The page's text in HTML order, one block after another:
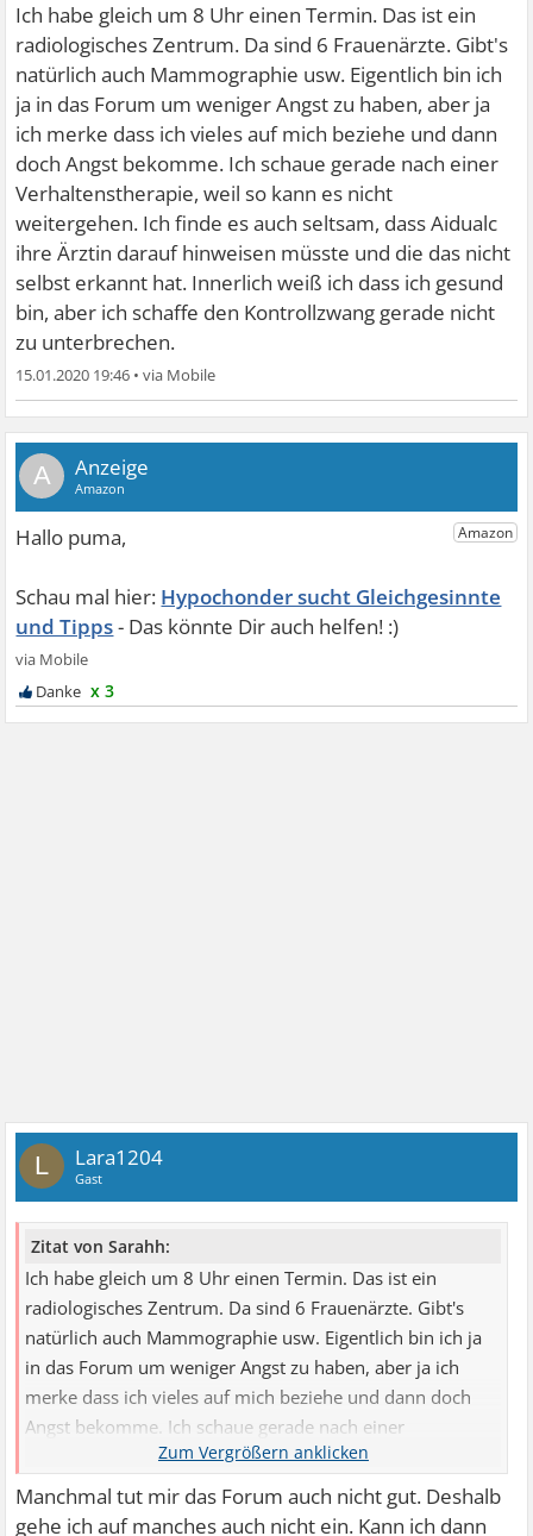
Ich habe gleich um 8 Uhr einen Termin. Das ist ein
radiologisches Zentrum. Da sind 6 Frauenärzte. Gibt's
natürlich auch Mammographie usw. Eigentlich bin ich
ja in das Forum um weniger Angst zu haben, aber ja
ich merke dass ich vieles auf mich beziehe und dann
doch Angst bekomme. Ich schaue gerade nach einer
Verhaltenstherapie, weil so kann es nicht
weitergehen. Ich finde es auch seltsam, dass Aidualc
ihre Ärztin darauf hinweisen müsste und die das nicht
selbst erkannt hat. Innerlich weiß ich dass ich gesund
bin, aber ich schaffe den Kontrollzwang gerade nicht
zu unterbrechen.
15.01.2020 19:46 •
A
Hypochonder sucht Gleichgesinnte
und Tipps
x 3
L Lara1204
Gast
Zitat von Sarahh:
Ich habe gleich um 8 Uhr einen Termin. Das ist ein
radiologisches Zentrum. Da sind 6 Frauenärzte. Gibt's
natürlich auch Mammographie usw. Eigentlich bin ich ja
in das Forum um weniger Angst zu haben, aber ja ich
merke dass ich vieles auf mich beziehe und dann doch
Angst bekomme. Ich schaue gerade nach einer
Verhaltenstherapie, weil so kann es nicht weitergehen. Ich
finde es auch seltsam, dass Aidualc ihre Ärztin darauf
hinweisen müsste und die das nicht selbst erkannt hat.
Manchmal tut mir das Forum auch nicht gut. Deshalb
gehe ich auf manches auch nicht ein. Kann ich dann